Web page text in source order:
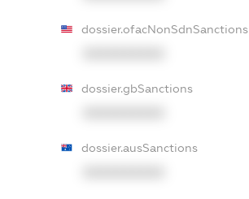
dossier.ofacNonSdnSanctions
dossier.gbSanctions
dossier.ausSanctions